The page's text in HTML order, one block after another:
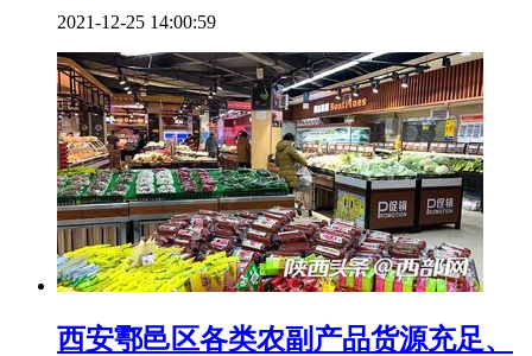
2021-12-25 14:00:59
西安鄠邑区各类农副产品货源充足、